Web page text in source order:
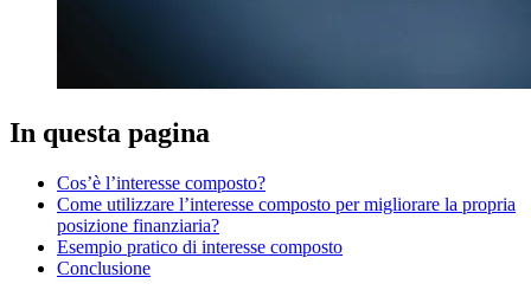
In questa pagina
Cos’è l’interesse composto?
Come utilizzare l’interesse composto per migliorare la propria
posizione finanziaria?
Esempio pratico di interesse composto
Conclusione